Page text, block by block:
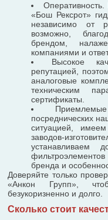
«Бош Рексрот»
независимо от
возможно,
брендом,
компаниями и
Высокое
репутацией,
аналоговые
техническим
сертификаты.
посреднических
ситуацией,
заводов-
устанавливаем
бренда и
Доверяйте только
«Анкон Групп»,
безукоризненно и долго.
Сколько стоит